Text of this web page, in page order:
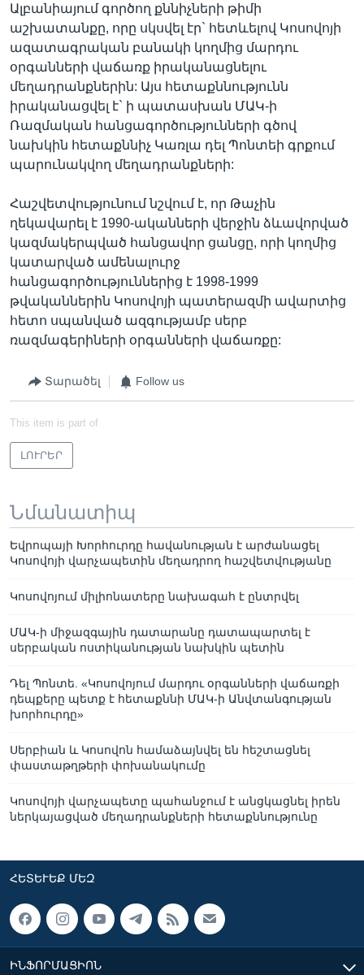
Ալբանիայում գործող քննիչների թիմի
աշխատանքը, որը սկսվել էր` հետևելով Կոսովոյի
ազատագրական բանակի կողմից մարդու
օրգանների վաճառք իրականացնելու
մեղադրանքներին: Այս հետաքննությունն
իրականացվել է` ի պատասխան ՄԱԿ-ի
Ռազմական հանցագործությունների գծով
նախկին հետաքննիչ Կառլա դել Պոնտեի գրքում
պարունակվող մեղադրանքների:
Հաշվետվությունում նշվում է, որ Թաչին
ղեկավարել է 1990-ականների վերջին ձևավորված
կազմակերպված հանցավոր ցանցը, որի կողմից
կատարված ամենալուրջ
հանցագործություններից է 1998-1999
թվականներին Կոսովոյի պատերազմի ավարտից
հետո սպանված ազգությամբ սերբ
ռազմագերիների օրգանների վաճառքը:
Տարածել Follow us
This item is part of
ԼՈՒՐԵՐ
Նմանատիպ
Եվրոպայի Խորհուրդը հավանության է արժանացել
Կոսովոյի վարչապետին մեղադրող հաշվետվությանը
Կոսովոյում միլիոնատերը նախագահ է ընտրվել
ՄԱԿ-ի միջազգային դատարանը դատապարտել է
սերբական ոստիկանության նախկին պետին
Դել Պոնտե. «Կոսովոյում մարդու օրգանների վաճառքի
դեպքերը պետք է հետաքննի ՄԱԿ-ի Անվտանգության
խորհուրդը»
Սերբիան և Կոսովոն համաձայնվել են հեշտացնել
փաստաթղթերի փոխանակումը
Կոսովոյի վարչապետը պահանջում է անցկացնել իրեն
ներկայացված մեղադրանքների հետաքննությունը
ՀԵՏԵՒԵՔ ՄԵԶ
ԻՆՖՈՐՄԱՑԻՈՆ